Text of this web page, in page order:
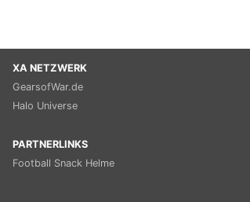
XA NETZWERK
GearsofWar.de
Halo Universe
PARTNERLINKS
Football Snack Helme